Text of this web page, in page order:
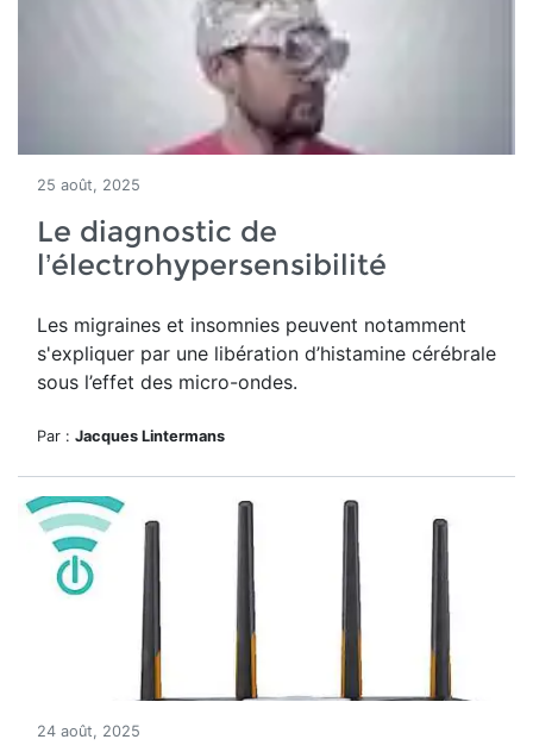
25 août, 2025
Le diagnostic de
l’électrohypersensibilité
Les migraines et insomnies peuvent notamment
s'expliquer par une libération d’histamine cérébrale
sous l’effet des micro-ondes.
Par : Jacques Lintermans
24 août, 2025